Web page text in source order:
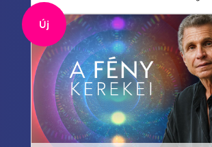
Új